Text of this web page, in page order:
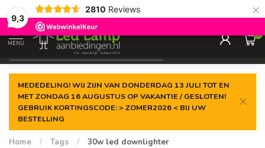
9,3
2810 Reviews ×
Gegarandeerde delaagste prijs
MENU
0
MEDEDELING! WIJ ZIJN VAN DONDERDAG 13 JULI TOT EN
MET ZONDAG 16 AUGUSTUS OP VAKANTIE / GESLOTEN!
GEBRUIK KORTINGSCODE: > ZOMER2026 < BIJ UW
BESTELLING
Home / Tags / 30w led downlighter